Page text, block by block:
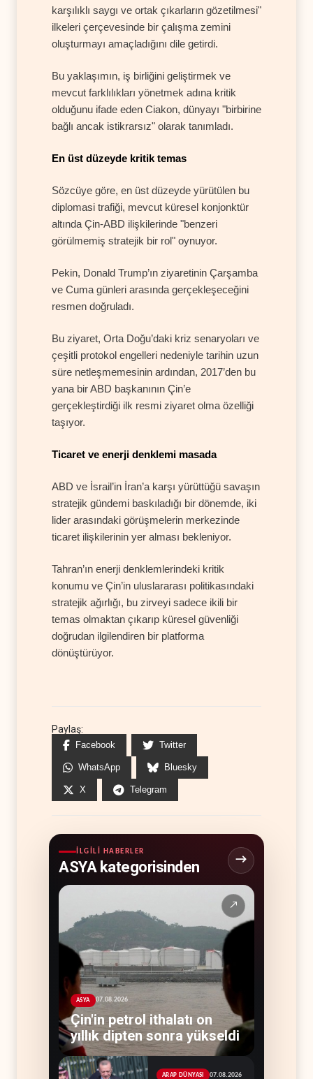
karşılıklı saygı ve ortak çıkarların gözetilmesi"
ilkeleri çerçevesinde bir çalışma zemini
oluşturmayı amaçladığını dile getirdi.
Bu yaklaşımın, iş birliğini geliştirmek ve
mevcut farklılıkları yönetmek adına kritik
olduğunu ifade eden Ciakon, dünyayı "birbirine
bağlı ancak istikrarsız" olarak tanımladı.
En üst düzeyde kritik temas
Sözcüye göre, en üst düzeyde yürütülen bu
diplomasi trafiği, mevcut küresel konjonktür
altında Çin-ABD ilişkilerinde "benzeri
görülmemiş stratejik bir rol" oynuyor.
Pekin, Donald Trump’ın ziyaretinin Çarşamba
ve Cuma günleri arasında gerçekleşeceğini
resmen doğruladı.
Bu ziyaret, Orta Doğu’daki kriz senaryoları ve
çeşitli protokol engelleri nedeniyle tarihin uzun
süre netleşmemesinin ardından, 2017’den bu
yana bir ABD başkanının Çin’e
gerçekleştirdiği ilk resmi ziyaret olma özelliği
taşıyor.
Ticaret ve enerji denklemi masada
ABD ve İsrail’in İran’a karşı yürüttüğü savaşın
stratejik gündemi baskıladığı bir dönemde, iki
lider arasındaki görüşmelerin merkezinde
ticaret ilişkilerinin yer alması bekleniyor.
Tahran’ın enerji denklemlerindeki kritik
konumu ve Çin’in uluslararası politikasındaki
stratejik ağırlığı, bu zirveyi sadece ikili bir
temas olmaktan çıkarıp küresel güvenliği
doğrudan ilgilendiren bir platforma
dönüştürüyor.
Paylaş:
Facebook Twitter
WhatsApp Bluesky
X Telegram
İLGILI HABERLER
ASYA kategorisinden
↗
ASYA 07.08.2026
Çin'in petrol ithalatı on
yıllık dipten sonra yükseldi
ARAP DÜNYASI 07.08.2026